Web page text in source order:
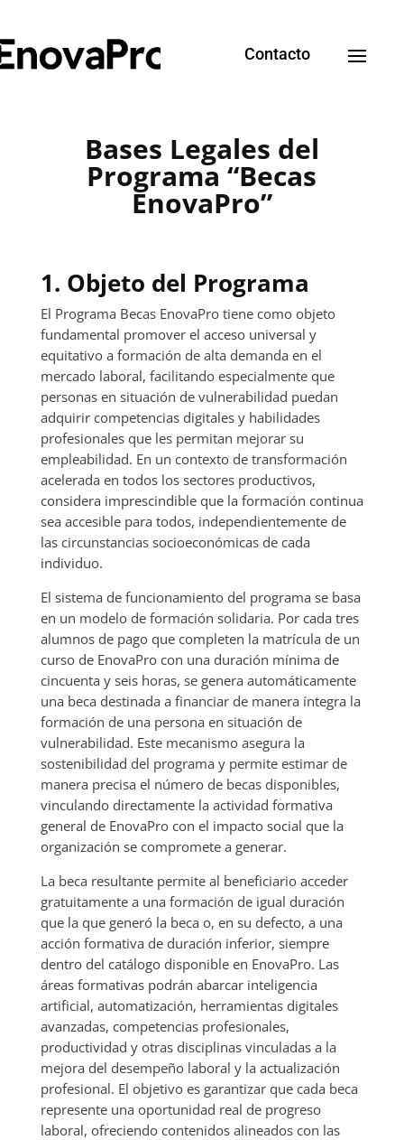
Contacto
Bases Legales del
Programa “Becas
EnovaPro”
1. Objeto del Programa
El Programa Becas EnovaPro tiene como objeto
fundamental promover el acceso universal y
equitativo a formación de alta demanda en el
mercado laboral, facilitando especialmente que
personas en situación de vulnerabilidad puedan
adquirir competencias digitales y habilidades
profesionales que les permitan mejorar su
empleabilidad. En un contexto de transformación
acelerada en todos los sectores productivos,
considera imprescindible que la formación continua
sea accesible para todos, independientemente de
las circunstancias socioeconómicas de cada
individuo.
El sistema de funcionamiento del programa se basa
en un modelo de formación solidaria. Por cada tres
alumnos de pago que completen la matrícula de un
curso de EnovaPro con una duración mínima de
cincuenta y seis horas, se genera automáticamente
una beca destinada a financiar de manera íntegra la
formación de una persona en situación de
vulnerabilidad. Este mecanismo asegura la
sostenibilidad del programa y permite estimar de
manera precisa el número de becas disponibles,
vinculando directamente la actividad formativa
general de EnovaPro con el impacto social que la
organización se compromete a generar.
La beca resultante permite al beneficiario acceder
gratuitamente a una formación de igual duración
que la que generó la beca o, en su defecto, a una
acción formativa de duración inferior, siempre
dentro del catálogo disponible en EnovaPro. Las
áreas formativas podrán abarcar inteligencia
artificial, automatización, herramientas digitales
avanzadas, competencias profesionales,
productividad y otras disciplinas vinculadas a la
mejora del desempeño laboral y la actualización
profesional. El objetivo es garantizar que cada beca
represente una oportunidad real de progreso
laboral, ofreciendo contenidos alineados con las